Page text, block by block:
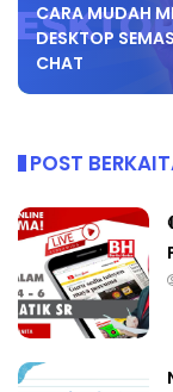
CARA MUDAH
DESKTOP
CHAT
POST